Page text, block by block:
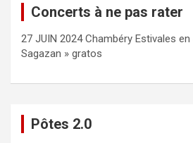
Concerts à ne pas rater
27 JUIN 2024 Chambéry Estivales
Sagazan » gratos
Pôtes 2.0